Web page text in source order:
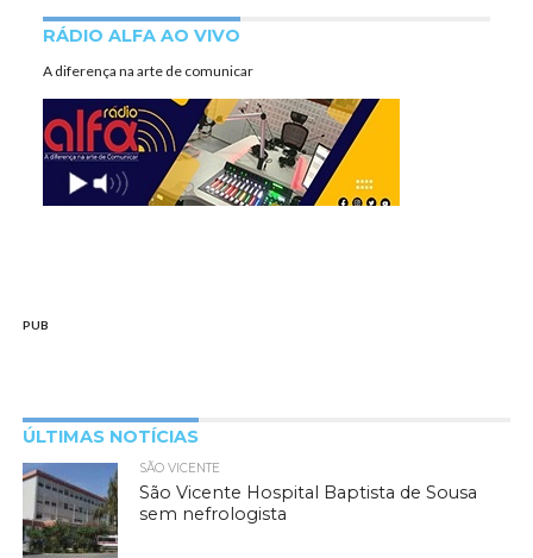
RÁDIO ALFA AO VIVO
A diferença na arte de comunicar
PUB
ÚLTIMAS NOTÍCIAS
SÃO VICENTE
São Vicente Hospital Baptista de Sousa
sem nefrologista